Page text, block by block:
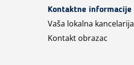
Kontaktne informacije
Vaša lokalna kancelarija
Kontakt obrazac